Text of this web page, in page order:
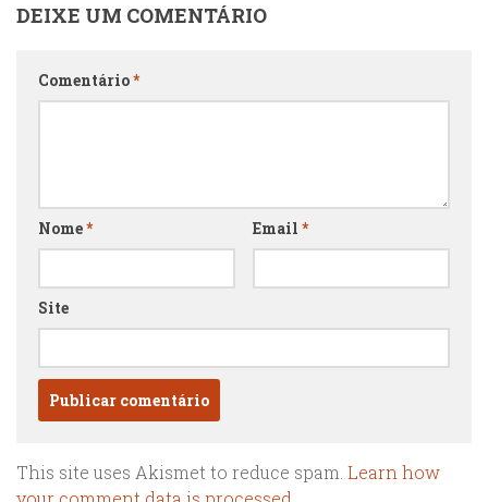
DEIXE UM COMENTÁRIO
Comentário*
Nome* Email *
Site
This site uses Akismet to reduce spam. Learn how